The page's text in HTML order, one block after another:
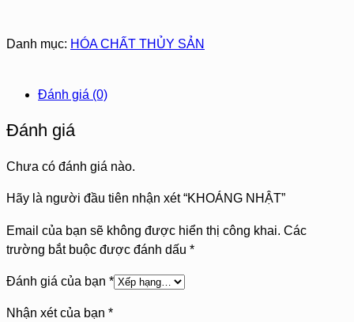
Danh mục: HÓA CHẤT THỦY SẢN
Đánh giá (0)
Đánh giá
Chưa có đánh giá nào.
Hãy là người đầu tiên nhận xét “KHOÁNG NHẬT”
Email của bạn sẽ không được hiển thị công khai. Các
trường bắt buộc được đánh dấu *
Đánh giá của bạn *
Nhận xét của bạn *